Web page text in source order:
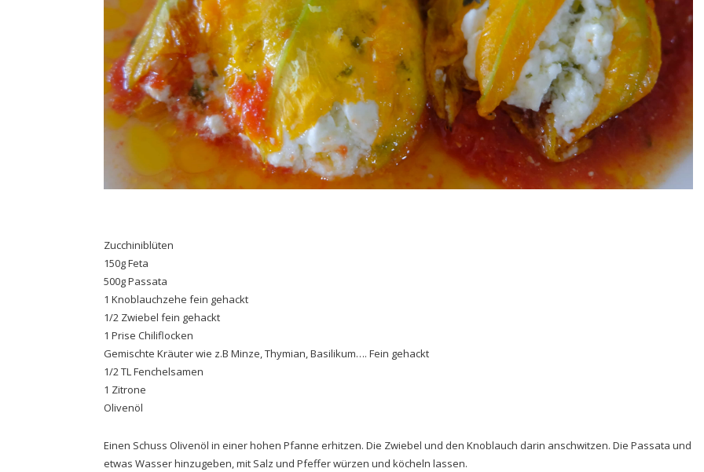
Zucchiniblüten
150g Feta
500g Passata
1 Knoblauchzehe fein gehackt
1/2 Zwiebel fein gehackt
1 Prise Chiliflocken
Gemischte Kräuter wie z.B Minze, Thymian, Basilikum…. Fein gehackt
1/2 TL Fenchelsamen
1 Zitrone
Olivenöl
Einen Schuss Olivenöl in einer hohen Pfanne erhitzen. Die Zwiebel und den Knoblauch darin anschwitzen. Die Passata und
etwas Wasser hinzugeben, mit Salz und Pfeffer würzen und köcheln lassen.